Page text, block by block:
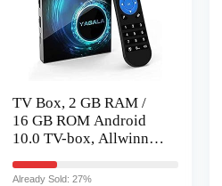
TV Box, 2 GB RAM /
16 GB ROM Android
10.0 TV-box, Allwinner
2,4 GHz
Already Sold: 27%